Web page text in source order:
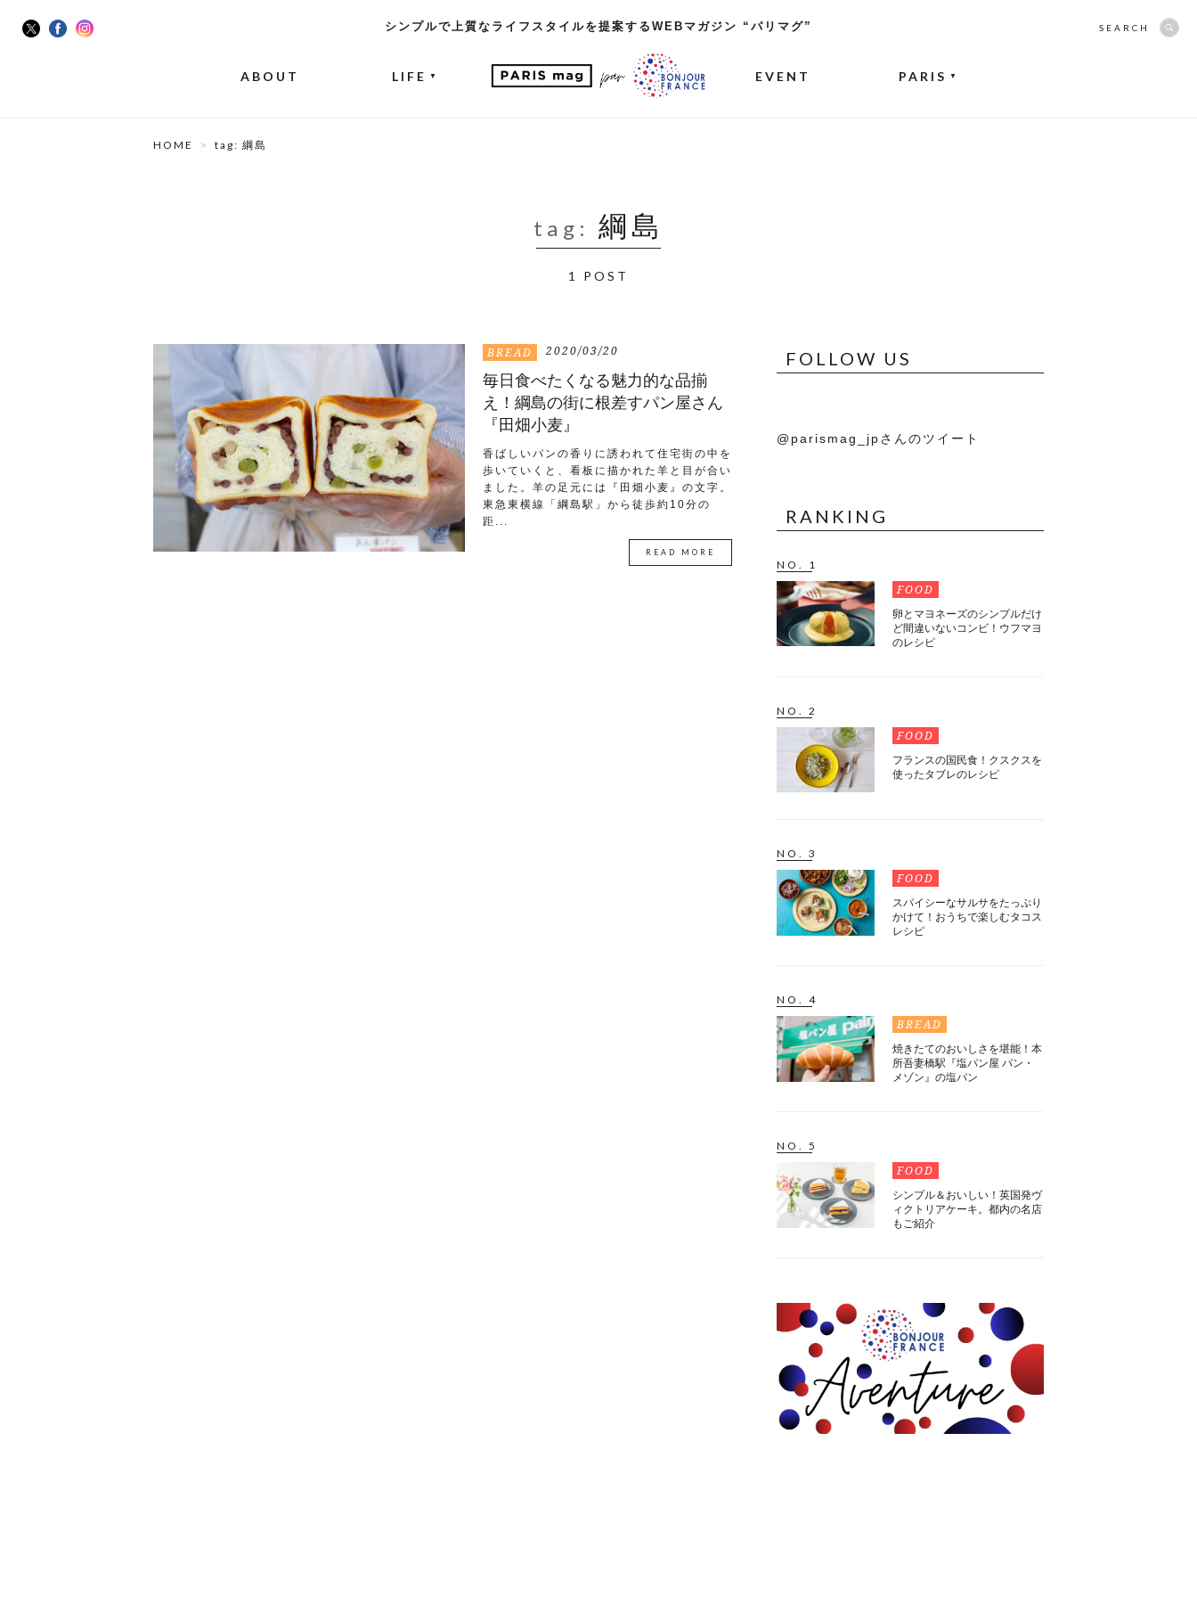
シンプルで上質なライフスタイルを提案するWEBマガジン “パリマグ”
ABOUT LIFE ▼ EVENT PARIS ▼
SEARCH
HOME tag: 綱島
tag: 綱島
1 POST
BREAD 2020/03/20
毎日食べたくなる魅力的な品揃
え！綱島の街に根差すパン屋さん
『田畑小麦』
香ばしいパンの香りに誘われて住宅街の中を
歩いていくと、看板に描かれた羊と目が合い
ました。羊の足元には『田畑小麦』の文字。
東急東横線「綱島駅」から徒歩約10分の
距...
READ MORE
FOLLOW US
@parismag_jpさんのツイート
RANKING
NO. 1
FOOD
卵とマヨネーズのシンプルだけ
ど間違いないコンビ！ウフマヨ
のレシピ
NO. 2
FOOD
フランスの国民食！クスクスを
使ったタブレのレシピ
NO. 3
FOOD
スパイシーなサルサをたっぷり
かけて！おうちで楽しむタコス
レシピ
NO. 4
BREAD
焼きたてのおいしさを堪能！本
所吾妻橋駅『塩パン屋 パン・
メゾン』の塩パン
NO. 5
FOOD
シンプル＆おいしい！英国発ヴ
ィクトリアケーキ。都内の名店
もご紹介